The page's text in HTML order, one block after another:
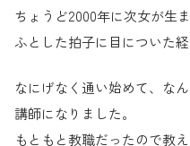
ちょうど2000年に次女が生ま
ふとした拍子に目についた
なにげなく通い始めて、な
講師になりました。
もともと教職だったので教